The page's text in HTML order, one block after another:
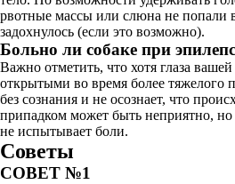
рвотные массы или слюна не попали
задохнулось (если это возможно).
Больно ли собаке при
Важно отметить, что хотя глаза вашей
открытыми во время более тяжелого
без сознания и не осознает, что
припадком может быть неприятно,
не испытывает боли.
Советы
СОВЕТ №1